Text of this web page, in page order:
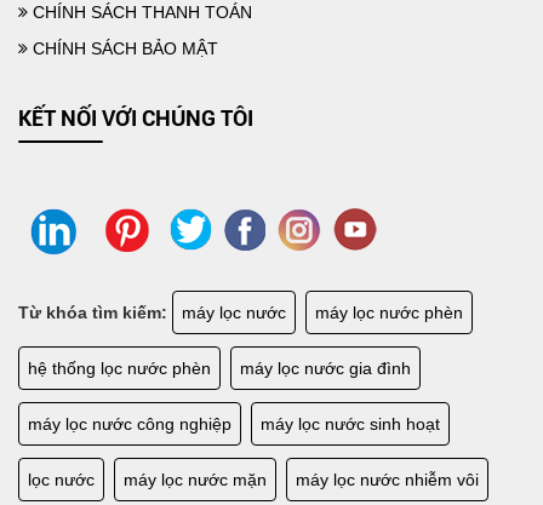
CHÍNH SÁCH THANH TOÁN
CHÍNH SÁCH BẢO MẬT
KẾT NỐI VỚI CHÚNG TÔI
Từ khóa tìm kiếm: máy lọc nước máy lọc nước phèn
hệ thống lọc nước phèn máy lọc nước gia đình
máy lọc nước công nghiệp máy lọc nước sinh hoạt
lọc nước máy lọc nước mặn máy lọc nước nhiễm vôi